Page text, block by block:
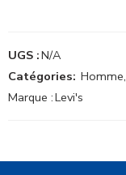
UGS :N/A
Catégories: Homme,
Marque :Levi's